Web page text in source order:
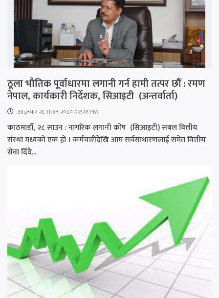
ठूला भौतिक पूर्वाधारमा लगानी गर्न हामी तत्पर छौँ : रमण
नेपाल, कार्यकारी निर्देशक, सिआइटी (अन्तर्वार्ता)
आइतबार​ २८ साउन २०८० ०१:२१ PM
काठमाडौँ, २८ साउन : नागरिक लगानी कोष (सिआइटी) सबल वित्तीय
संस्था मध्यको एक हो । कर्मचारीदेखि आम सर्वसाधारणलाई समेत वित्तीय
सेवा दिँदै...